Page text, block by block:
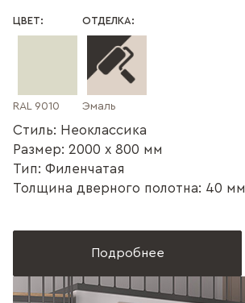
ЦВЕТ:
RAL 9010
ОТДЕЛКА:
Эмаль
Стиль: Неоклассика
Размер: 2000 x 800 мм
Тип: Филенчатая
Толщина дверного полотна: 40 мм
Подробнее